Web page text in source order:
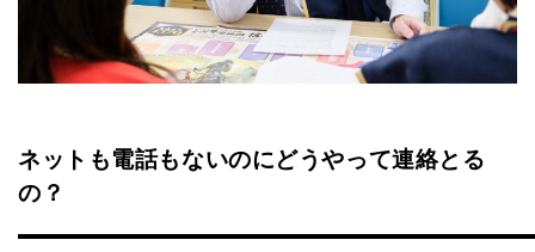
ネットも電話もないのにどうやって連絡とる
の？